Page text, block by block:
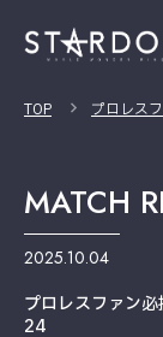
TOP プロレス
MATCH
2025.10.04
プロレスファン
24